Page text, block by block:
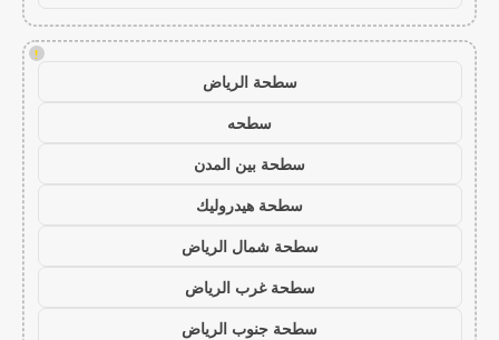
!
سطحة الرياض
سطحه
سطحة بين المدن
سطحة هيدروليك
سطحة شمال الرياض
سطحة غرب الرياض
سطحة جنوب الرياض